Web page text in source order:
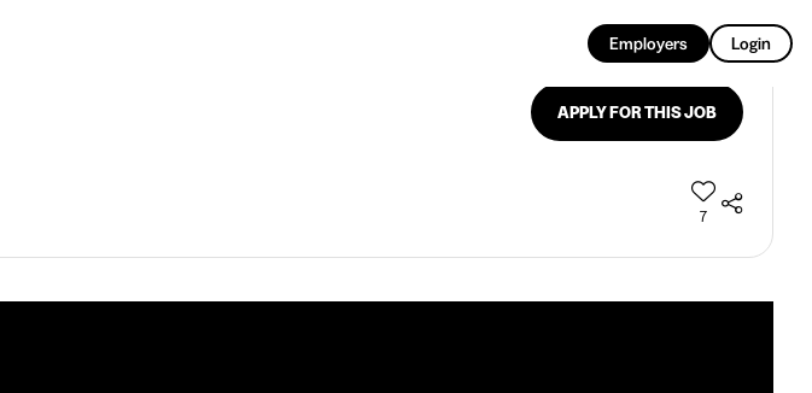
Employers Login
APPLY FOR THIS JOB
7